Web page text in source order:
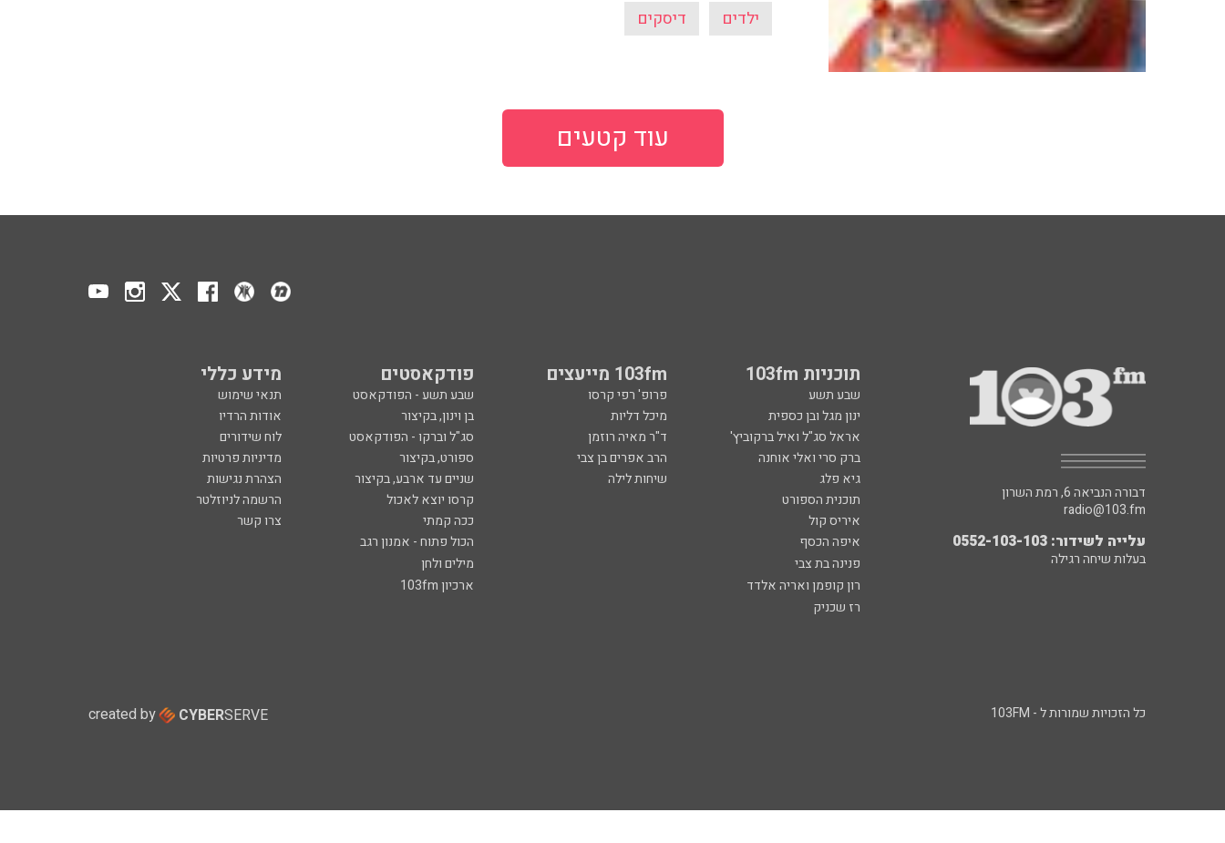
ילדים דיסקים
עוד קטעים
תוכניות 103fm 103fm מייעצים פודקאסטים מידע כללי
שבע תשע פרופ' רפי קרסו שבע תשע - הפודקאסט
תנאי שימוש
ינון מגל ובן כספית
מיכל דליות בן וינון, בקיצור
אודות הרדיו
אראל סג"ל ואיל ברקוביץ'
ד"ר מאיה רוזמן סג"ל וברקו - הפודקאסט
לוח שידורים
ברק סרי ואלי אוחנה
הרב אפרים בן צבי ספורט, בקיצור
מדיניות פרטיות
גיא פלג
שיחות לילה שניים עד ארבע, בקיצור
הצהרת נגישות
תוכנית הספורט
קרסו יוצא לאכול
הרשמה לניוזלטר
איריס קול
ככה קמתי
צרו קשר
איפה הכסף
הכול פתוח - אמנון רגב
פנינה בת צבי
מילים ולחן
רון קופמן ואריה אלדד
ארכיון 103fm
רז שכניק
דבורה הנביאה 6, רמת השרון
radio@103.fm
עלייה לשידור: 0552-103-103
בעלות שיחה רגילה
כל הזכויות שמורות ל - 103FM created by CYBERSERVE